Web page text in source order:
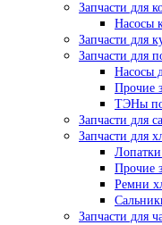
Запчасти для
Насосы
Запчасти для
Запчасти для
Насосы
Прочие
ТЭНы
Запчасти для
Запчасти для
Лопатки
Прочие
Ремни
Запчасти для